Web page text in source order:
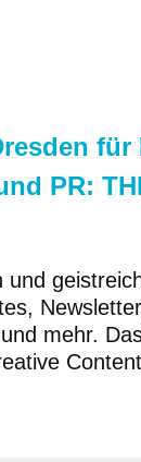
für
PR:
und
mehr.